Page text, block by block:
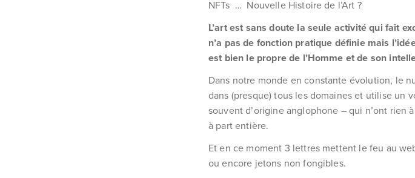
NFTs … Nouvelle Histoire de l’Art ?
L’art est sans doute la seule activité qui fait
n’a pas de fonction pratique définie mais
est bien le propre de l’Homme et de son
Dans notre monde en constante évolution, le
dans (presque) tous les domaines et utilise un
souvent d’origine anglophone – qui n’ont rien
à part entière.
Et en ce moment 3 lettres mettent le feu au
ou encore jetons non fongibles.